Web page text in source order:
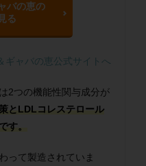
バの恵の
る
ギャバの恵公式サイトへ
は2つの機能性関与成分が
とLDLコレステロール
す。
って製造されていま